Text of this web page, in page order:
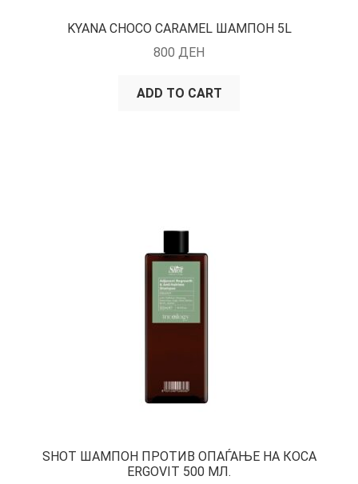
KYANA CHOCO CARAMEL ШАМПОН 5L
800 ДЕН
ADD TO CART
SHOT ШАМПОН ПРОТИВ ОПАЃАЊЕ НА КОСА
ERGOVIT 500 МЛ.